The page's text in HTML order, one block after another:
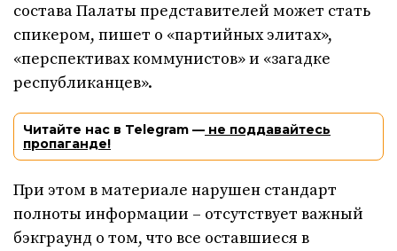
состава Палаты представителей может стать
спикером, пишет о «партийных элитах»,
«перспективах коммунистов» и «загадке
республиканцев».
Читайте нас в Telegram — не поддавайтесь
пропаганде!
При этом в материале нарушен стандарт
полноты информации – отсутствует важный
бэкграунд о том, что все оставшиеся в